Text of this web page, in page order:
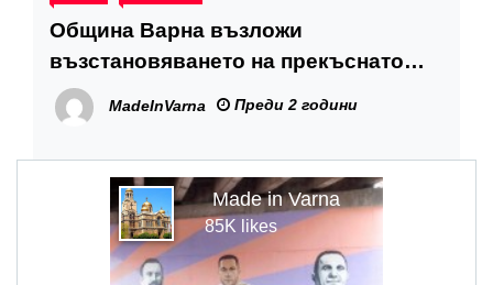
Община Варна възложи
възстановяването на прекъснато
улично осветление
MadeInVarna Преди 2 години
Made in Varna
85K likes